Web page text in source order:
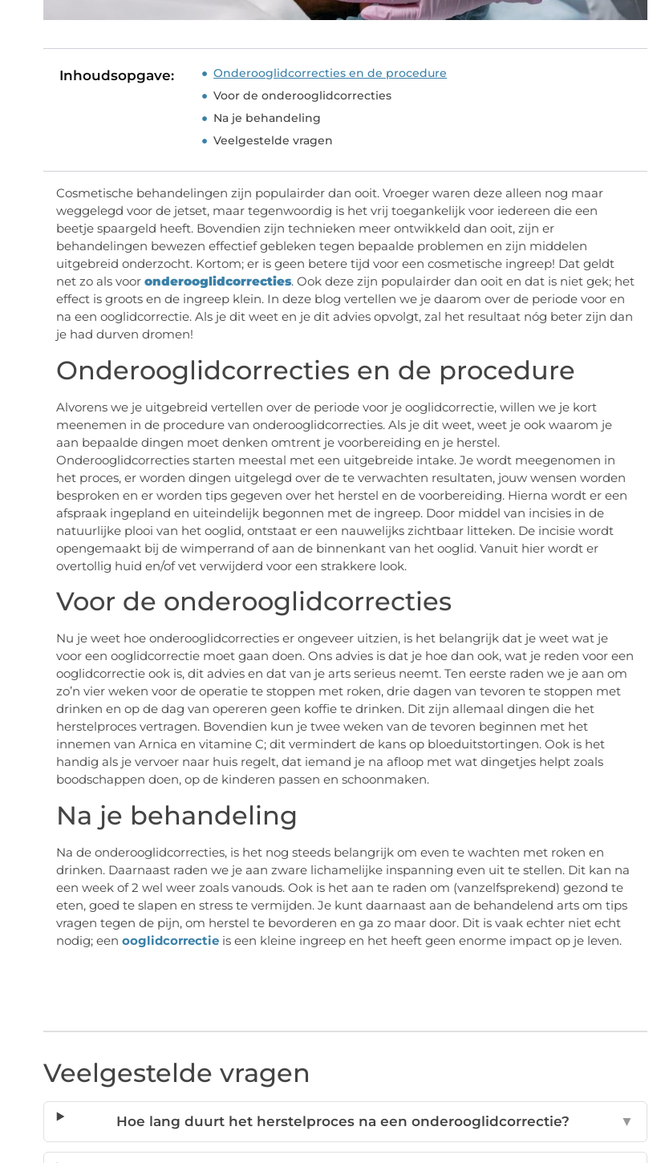
Inhoudsopgave:
Onderooglidcorrecties en de procedure
Voor de onderooglidcorrecties
Na je behandeling
Veelgestelde vragen
Cosmetische behandelingen zijn populairder dan ooit. Vroeger waren deze alleen nog maar
weggelegd voor de jetset, maar tegenwoordig is het vrij toegankelijk voor iedereen die een
beetje spaargeld heeft. Bovendien zijn technieken meer ontwikkeld dan ooit, zijn er
behandelingen bewezen effectief gebleken tegen bepaalde problemen en zijn middelen
uitgebreid onderzocht. Kortom; er is geen betere tijd voor een cosmetische ingreep! Dat geldt
net zo als voor onderooglidcorrecties. Ook deze zijn populairder dan ooit en dat is niet gek; het
effect is groots en de ingreep klein. In deze blog vertellen we je daarom over de periode voor en
na een ooglidcorrectie. Als je dit weet en je dit advies opvolgt, zal het resultaat nóg beter zijn dan
je had durven dromen!
Onderooglidcorrecties en de procedure
Alvorens we je uitgebreid vertellen over de periode voor je ooglidcorrectie, willen we je kort
meenemen in de procedure van onderooglidcorrecties. Als je dit weet, weet je ook waarom je
aan bepaalde dingen moet denken omtrent je voorbereiding en je herstel.
Onderooglidcorrecties starten meestal met een uitgebreide intake. Je wordt meegenomen in
het proces, er worden dingen uitgelegd over de te verwachten resultaten, jouw wensen worden
besproken en er worden tips gegeven over het herstel en de voorbereiding. Hierna wordt er een
afspraak ingepland en uiteindelijk begonnen met de ingreep. Door middel van incisies in de
natuurlijke plooi van het ooglid, ontstaat er een nauwelijks zichtbaar litteken. De incisie wordt
opengemaakt bij de wimperrand of aan de binnenkant van het ooglid. Vanuit hier wordt er
overtollig huid en/of vet verwijderd voor een strakkere look.
Voor de onderooglidcorrecties
Nu je weet hoe onderooglidcorrecties er ongeveer uitzien, is het belangrijk dat je weet wat je
voor een ooglidcorrectie moet gaan doen. Ons advies is dat je hoe dan ook, wat je reden voor een
ooglidcorrectie ook is, dit advies en dat van je arts serieus neemt. Ten eerste raden we je aan om
zo’n vier weken voor de operatie te stoppen met roken, drie dagen van tevoren te stoppen met
drinken en op de dag van opereren geen koffie te drinken. Dit zijn allemaal dingen die het
herstelproces vertragen. Bovendien kun je twee weken van de tevoren beginnen met het
innemen van Arnica en vitamine C; dit vermindert de kans op bloeduitstortingen. Ook is het
handig als je vervoer naar huis regelt, dat iemand je na afloop met wat dingetjes helpt zoals
boodschappen doen, op de kinderen passen en schoonmaken.
Na je behandeling
Na de onderooglidcorrecties, is het nog steeds belangrijk om even te wachten met roken en
drinken. Daarnaast raden we je aan zware lichamelijke inspanning even uit te stellen. Dit kan na
een week of 2 wel weer zoals vanouds. Ook is het aan te raden om (vanzelfsprekend) gezond te
eten, goed te slapen en stress te vermijden. Je kunt daarnaast aan de behandelend arts om tips
vragen tegen de pijn, om herstel te bevorderen en ga zo maar door. Dit is vaak echter niet echt
nodig; een ooglidcorrectieis een kleine ingreep en het heeft geen enorme impact op je leven.
Veelgestelde vragen
Hoe lang duurt het herstelproces na een onderooglidcorrectie? ▼